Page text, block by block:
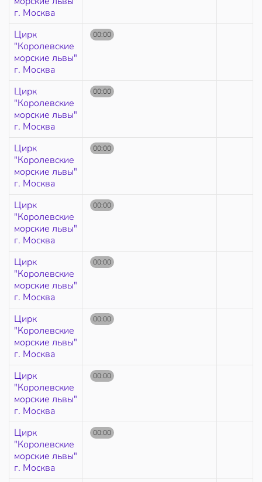
г. Москва
Цирк
"Королевские
морские львы"
г. Москва
00:00
Цирк
"Королевские
морские львы"
г. Москва
00:00
Цирк
"Королевские
морские львы"
г. Москва
00:00
Цирк
"Королевские
морские львы"
г. Москва
00:00
Цирк
"Королевские
морские львы"
г. Москва
00:00
Цирк
"Королевские
морские львы"
г. Москва
00:00
Цирк
"Королевские
морские львы"
г. Москва
00:00
Цирк
"Королевские
морские львы"
г. Москва
00:00